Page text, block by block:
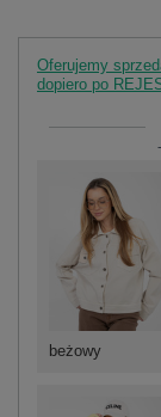
Oferujemy
dopiero po
beżowy